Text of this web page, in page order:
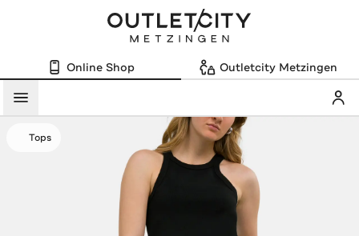
Online Shop Outletcity Metzingen
Menü
Tops